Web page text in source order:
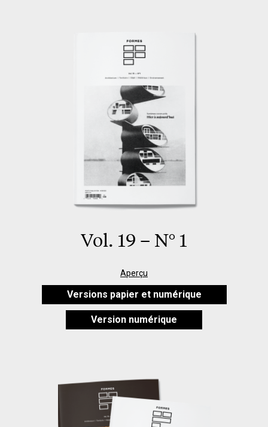
Vol. 19 – N° 1
Aperçu
Versions papier et numérique
Version numérique